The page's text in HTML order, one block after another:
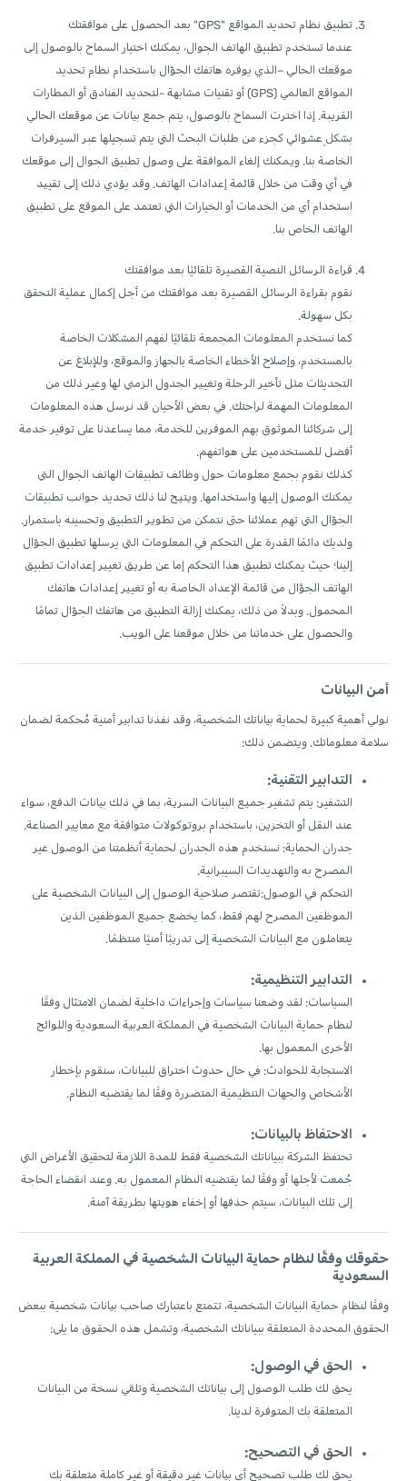
تطبيق نظام تحديد المواقع "GPS" بعد الحصول على موافقتك
عندما تستخدم تطبيق الهاتف الجوال، يمكنك اختيار السماح بالوصول إلى
موقعك الحالي –الذي يوفره هاتفك الجوّال باستخدام نظام تحديد
المواقع العالمي (GPS) أو تقنيات مشابهة -لتحديد الفنادق أو المطارات
القريبة. إذا اخترت السماح بالوصول، يتم جمع بيانات عن موقعك الحالي
بشكلٍ عشوائي كجزء من طلبات البحث التي يتم تسجيلها عبر السيرفرات
الخاصة بنا. ويمكنك إلغاء الموافقة على وصول تطبيق الجوال إلى موقعك
في أي وقت من خلال قائمة إعدادات الهاتف. وقد يؤدي ذلك إلى تقييد
استخدام أي من الخدمات أو الخيارات التي تعتمد على الموقع على تطبيق
الهاتف الخاص بنا.
قراءة الرسائل النصية القصيرة تلقائيًا بعد موافقتك
نقوم بقراءة الرسائل القصيرة بعد موافقتك من أجل إكمال عملية التحقق
بكل سهولة.
كما نستخدم المعلومات المجمعة تلقائيًا لفهم المشكلات الخاصة
بالمستخدم، وإصلاح الأخطاء الخاصة بالجهاز والموقع، وللإبلاغ عن
التحديثات مثل تأخير الرحلة وتغيير الجدول الزمني لها وغير ذلك من
المعلومات المهمة لراحتك. في بعض الأحيان قد نرسل هذه المعلومات
إلى شركائنا الموثوق بهم الموفرين للخدمة، مما يساعدنا على توفير خدمة
أفضل للمستخدمين على هواتفهم.
كذلك نقوم بجمع معلومات حول وظائف تطبيقات الهاتف الجوال التي
يمكنك الوصول إليها واستخدامها. ويتيح لنا ذلك تحديد جوانب تطبيقات
الجوّال التي تهم عملائنا حتى نتمكن من تطوير التطبيق وتحسينه باستمرار.
ولديك دائمًا القدرة على التحكم في المعلومات التي يرسلها تطبيق الجوّال
إلينا؛ حيث يمكنك تطبيق هذا التحكم إما عن طريق تغيير إعدادات تطبيق
الهاتف الجوَّال من قائمة الإعداد الخاصة به أو تغيير إعدادات هاتفك
المحمول. وبدلاً من ذلك، يمكنك إزالة التطبيق من هاتفك الجوّال تمامًا
والحصول على خدماتنا من خلال موقعنا على الويب.
أمن البيانات
نولي أهمية كبيرة لحماية بياناتك الشخصية، وقد نفذنا تدابير أمنية مُحكمة لضمان
سلامة معلوماتك. ويتضمن ذلك:
التدابير التقنية:
التشفير: يتم تشفير جميع البيانات السرية، بما في ذلك بيانات الدفع، سواء
عند النقل أو التخزين، باستخدام بروتوكولات متوافقة مع معايير الصناعة.
جدران الحماية: نستخدم هذه الجدران لحماية أنظمتنا من الوصول غير
المصرح به والتهديدات السيبرانية.
التحكم في الوصول:تقتصر صلاحية الوصول إلى البيانات الشخصية على
الموظفين المصرح لهم فقط، كما يخضع جميع الموظفين الذين
يتعاملون مع البيانات الشخصية إلى تدريبًا أمنيًا منتظمًا.
التدابير التنظيمية:
السياسات: لقد وضعنا سياسات وإجراءات داخلية لضمان الامتثال وفقًا
لنظام حماية البيانات الشخصية في المملكة العربية السعودية واللوائح
الأخرى المعمول بها.
الاستجابة للحوادث: في حال حدوث اختراق للبيانات، سنقوم بإخطار
الأشخاص والجهات التنظيمية المتضررة وفقًا لما يقتضيه النظام.
الاحتفاظ بالبيانات:
تحتفظ الشركة ببياناتك الشخصية فقط للمدة اللازمة لتحقيق الأغراض التي
جُمعت لأجلها أو وفقًا لما يقتضيه النظام المعمول به. وعند انقضاء الحاجة
إلى تلك البيانات، سيتم حذفها أو إخفاء هويتها بطريقة آمنة.
حقوقك وفقًا لنظام حماية البيانات الشخصية في المملكة العربية
السعودية
وفقًا لنظام حماية البيانات الشخصية، تتمتع باعتبارك صاحب بيانات شخصية ببعض
الحقوق المحددة المتعلقة ببياناتك الشخصية، وتشمل هذه الحقوق ما يلي:
الحق في الوصول:
يحق لك طلب الوصول إلى بياناتك الشخصية وتلقي نسخة من البيانات
المتعلقة بك المتوفرة لدينا.
الحق في التصحيح:
يحق لك طلب تصحيح أي بيانات غير دقيقة أو غير كاملة متعلقة بك